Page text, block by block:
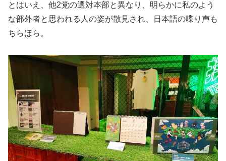
とはいえ、他2党の選対本部と異なり、明らかに私のよう
な部外者と思われる人の姿が散見され、日本語の喋り声も
ちらほら。